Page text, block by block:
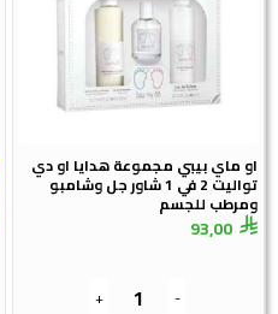
او ماي بيبي مجموعة هدايا او دي
تواليت 2 في 1 شاور جل وشامبو
ومرطب للجسم
93,00
-
+